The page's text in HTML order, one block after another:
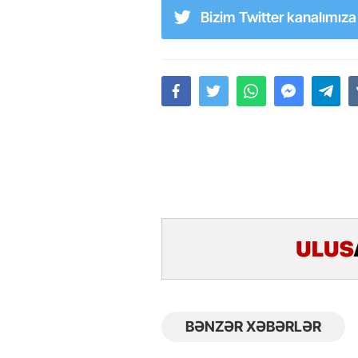
Bizim Twitter
BƏNZƏR XƏBƏRLƏR